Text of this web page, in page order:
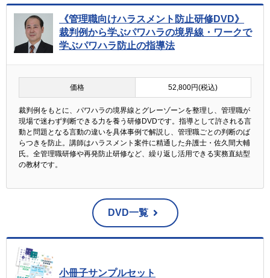
《管理職向けハラスメント防止研修DVD》
裁判例から学ぶパワハラの境界線・ワークで
学ぶパワハラ防止の指導法
価格 52,800円(税込)
裁判例をもとに、パワハラの境界線とグレーゾーンを整理し、管理職が
現場で迷わず判断できる力を養う研修DVDです。指導として許される言
動と問題となる言動の違いを具体事例で解説し、管理職ごとの判断のば
らつきを防止。講師はハラスメント案件に精通した弁護士・佐久間大輔
氏。全管理職研修や再発防止研修など、繰り返し活用できる実務直結型
の教材です。
DVD一覧
小冊子サンプルセット